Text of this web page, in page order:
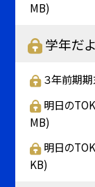
MB)
学年だよ
３年前期
明日の
MB)
明日の
KB)